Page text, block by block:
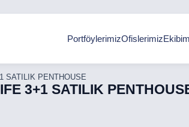
PortföylerimizOfislerimiz
SATILIK PENTHOUSE
3+1 SATILIK